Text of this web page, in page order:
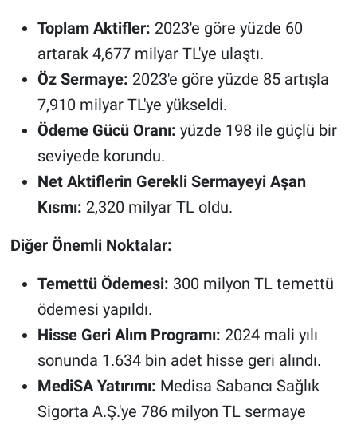
Toplam Aktifler: 2023'e göre yüzde 60
artarak 4,677 milyar TL'ye ulaştı.
Öz Sermaye: 2023'e göre yüzde 85 artışla
7,910 milyar TL'ye yükseldi.
Ödeme Gücü Oranı: yüzde 198 ile güçlü bir
seviyede korundu.
Net Aktiflerin Gerekli Sermayeyi Aşan
Kısmı: 2,320 milyar TL oldu.
Diğer Önemli Noktalar:
Temettü Ödemesi: 300 milyon TL temettü
ödemesi yapıldı.
Hisse Geri Alım Programı: 2024 mali yılı
sonunda 1.634 bin adet hisse geri alındı.
MediSA Yatırımı: Medisa Sabancı Sağlık
Sigorta A.Ş.'ye 786 milyon TL sermaye